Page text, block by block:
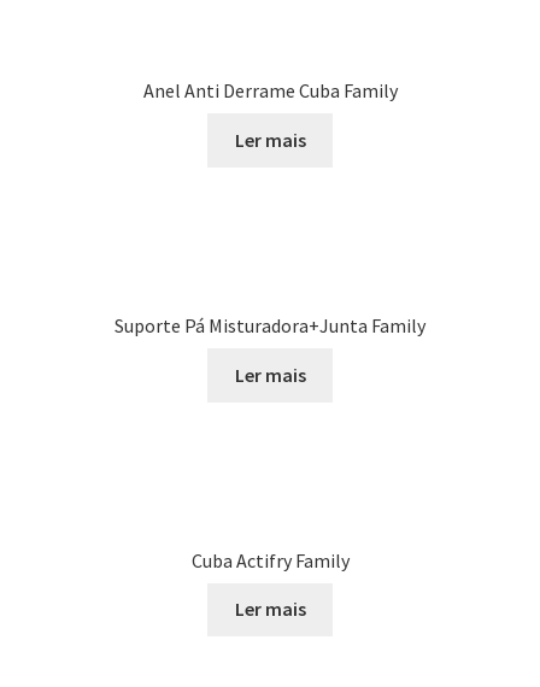
Anel Anti Derrame Cuba Family
Ler mais
Suporte Pá Misturadora+Junta Family
Ler mais
Cuba Actifry Family
Ler mais